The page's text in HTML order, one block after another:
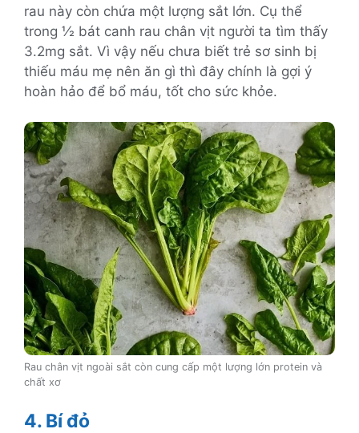
rau này còn chứa một lượng sắt lớn. Cụ thể
trong ½ bát canh rau chân vịt người ta tìm thấy
3.2mg sắt. Vì vậy nếu chưa biết trẻ sơ sinh bị
thiếu máu mẹ nên ăn gì thì đây chính là gợi ý
hoàn hảo để bổ máu, tốt cho sức khỏe.
Rau chân vịt ngoài sắt còn cung cấp một lượng lớn protein và
chất xơ
4. Bí đỏ